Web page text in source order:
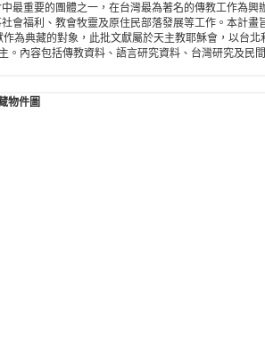
最重要的團體之一，在台灣最為著名的傳教工作為興
會福利、教會牧靈及原住民部落發展等工作。本計畫
為典藏的對象，此批文獻屬於天主教耶穌會，以台北
。內容包括傳教資料、語言研究資料、台灣研究及民
物件圖